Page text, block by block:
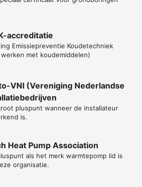
accreditatie
Emissiepreventie Koudetechniek
met koudemiddelen)
VNI (Vereniging Nederlandse
pluspunt wanneer de installateur
is.
Heat Pump Association
als het merk warmtepomp lid is
organisatie.